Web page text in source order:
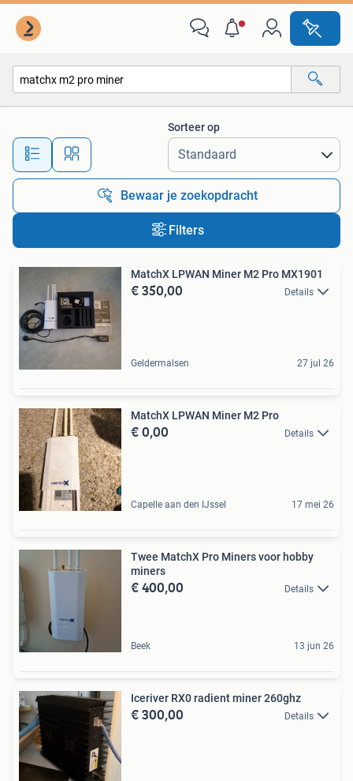
Alle afstanden…
Sorteer op
Bewaar je zoekopdracht
Filters
MatchX LPWAN Miner M2 Pro MX1901
€ 350,00 Details
Geldermalsen 27 jul 26
MatchX LPWAN Miner M2 Pro
€ 0,00 Details
Capelle aan den IJssel 17 mei 26
Twee MatchX Pro Miners voor hobby
miners
€ 400,00 Details
Beek 13 jun 26
Iceriver RX0 radient miner 260ghz
€ 300,00 Details